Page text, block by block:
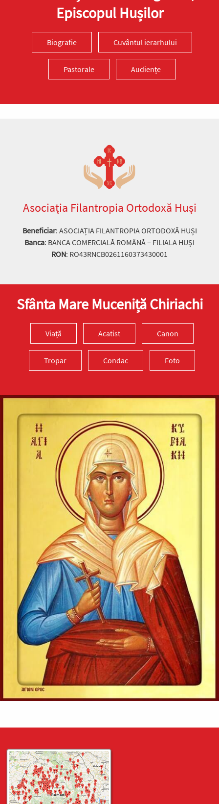
Episcopul Hușilor
Biografie Cuvântul ierarhului
Pastorale Audiențe
Asociația Filantropia Ortodoxă Huși
Beneficiar: ASOCIAȚIA FILANTROPIA ORTODOXĂ HUȘI
Banca: BANCA COMERCIALĂ ROMÂNĂ – FILIALA HUȘI
RON: RO43RNCB0261160373430001
Sfânta Mare Muceniță Chiriachi
Viață Acatist Canon
Tropar Condac Foto